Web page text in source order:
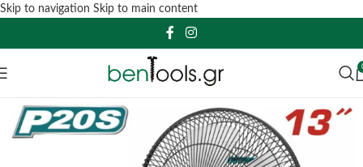
Skip to navigation Skip to main content